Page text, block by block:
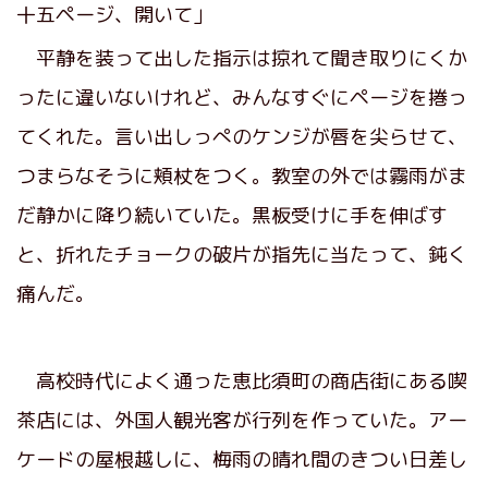
十五ページ、開いて」
平静を装って出した指示は掠れて聞き取りにくか
ったに違いないけれど、みんなすぐにページを捲っ
てくれた。言い出しっぺのケンジが唇を尖らせて、
つまらなそうに頬杖をつく。教室の外では霧雨がま
だ静かに降り続いていた。黒板受けに手を伸ばす
と、折れたチョークの破片が指先に当たって、鈍く
痛んだ。
高校時代によく通った恵比須町の商店街にある喫
茶店には、外国人観光客が行列を作っていた。アー
ケードの屋根越しに、梅雨の晴れ間のきつい日差し